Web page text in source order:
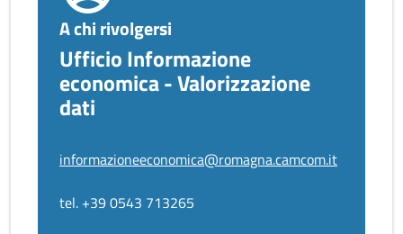
A chi rivolgersi
Ufficio Informazione
economica - Valorizzazione
dati
informazioneeconomica@romagna.camcom.it
tel. +39 0543 713265